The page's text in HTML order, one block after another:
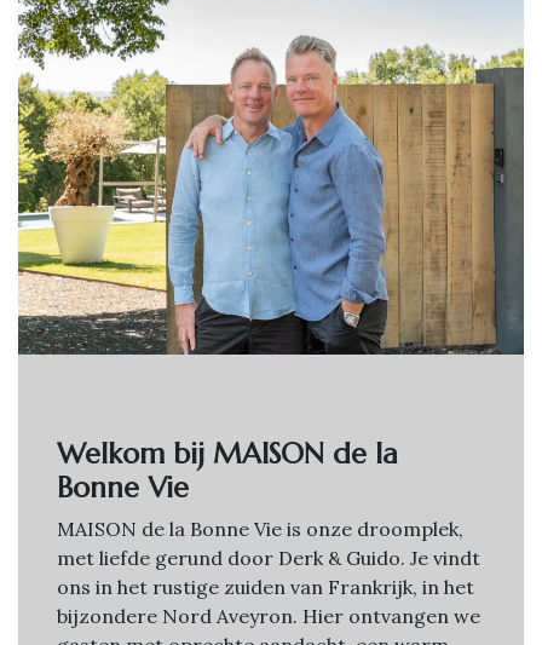
Welkom bij MAISON de la
Bonne Vie
MAISON de la Bonne Vie is onze droomplek,
met liefde gerund door Derk & Guido. Je vindt
ons in het rustige zuiden van Frankrijk, in het
bijzondere Nord Aveyron. Hier ontvangen we